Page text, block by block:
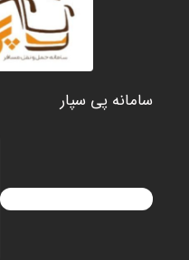
سامانه پی سپار